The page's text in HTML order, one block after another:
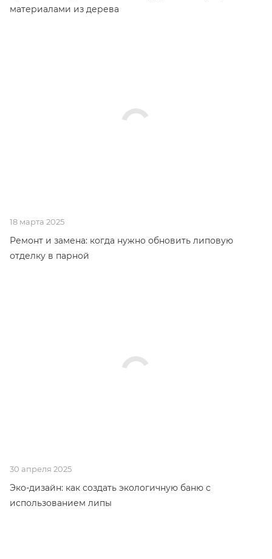
материалами из дерева
18 марта 2025
Ремонт и замена: когда нужно обновить липовую
отделку в парной
30 апреля 2025
Эко-дизайн: как создать экологичную баню с
использованием липы